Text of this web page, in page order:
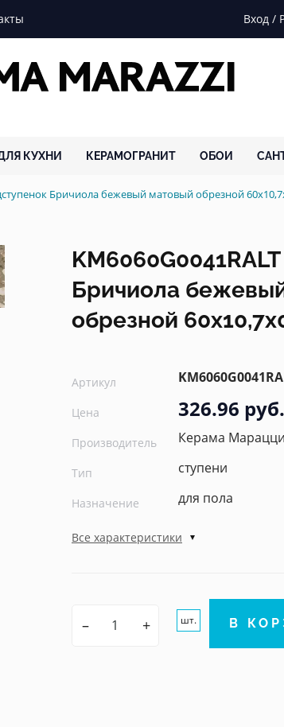
Вход /
КУХНИ КЕРАМОГРАНИТ ОБОИ
Бричиола бежевый матовый обрезной
Бричиола
обрезной
Артикул
Цена 326.96 руб.
Производитель Керама Марацци
Тип ступени
Назначение для пола
Все характеристики
– + шт. В